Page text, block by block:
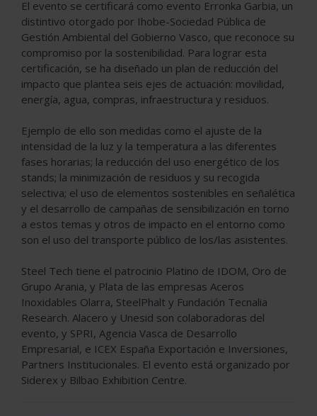
El evento se certificará como evento Erronka Garbia, un
distintivo otorgado por Ihobe-Sociedad Pública de
Gestión Ambiental del Gobierno Vasco, que reconoce su
compromiso por la sostenibilidad. Para lograr esta
certificación, se ha diseñado un plan de reducción del
impacto que plantea seis ejes de actuación: movilidad,
energía, agua, compras, infraestructura y residuos.
Ejemplo de ello son medidas como el ajuste de la
intensidad de la luz y la temperatura a las diferentes
fases horarias; la reducción del uso energético de los
stands; la minimización de residuos y su recogida
selectiva; el uso de elementos sostenibles en señalética
y el desarrollo de campañas de sensibilización en torno
a estos temas y otros de impacto en el entorno como
son el uso del transporte público de los/las asistentes.
Steel Tech tiene el patrocinio Platino de IDOM, Oro de
Grupo Arania, y Plata de las empresas Aceros
Inoxidables Olarra, SteelPhalt y Fundación Tecnalia
Research. Alacero y Unesid son colaboradoras del
evento, y SPRI, Agencia Vasca de Desarrollo
Empresarial, e ICEX España Exportación e Inversiones,
Partners Institucionales. El evento está organizado por
Siderex y Bilbao Exhibition Centre.